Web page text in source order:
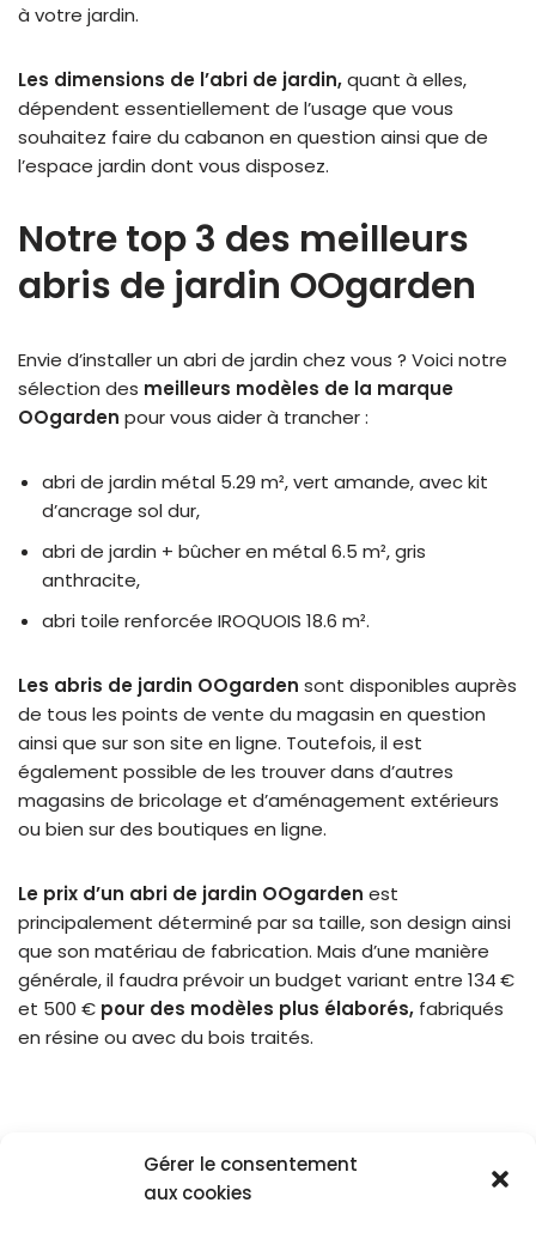
Gérer le consentement
aux cookies
à votre jardin.
Les dimensions de l’abri de jardin,quant à elles,
dépendent essentiellement de l’usage que vous
souhaitez faire du cabanon en question ainsi que de
l’espace jardin dont vous disposez.
Notre top 3 des meilleurs
abris de jardin OOgarden
Envie d’installer un abri de jardin chez vous ? Voici notre
sélection des meilleurs modèles de la marque
OOgarden pour vous aider à trancher :
abri de jardin métal 5.29 m², vert amande, avec kit
d’ancrage sol dur,
abri de jardin + bûcher en métal 6.5 m², gris
anthracite,
abri toile renforcée IROQUOIS 18.6 m².
Les abris de jardin OOgarden sont disponibles auprès
de tous les points de vente du magasin en question
ainsi que sur son site en ligne. Toutefois, il est
également possible de les trouver dans d’autres
magasins de bricolage et d’aménagement extérieurs
ou bien sur des boutiques en ligne.
Le prix d’un abri de jardin OOgarden est
principalement déterminé par sa taille, son design ainsi
que son matériau de fabrication. Mais d’une manière
générale, il faudra prévoir un budget variant entre 134 €
et 500 € pour des modèles plus élaborés, fabriqués
en résine ou avec du bois traités.